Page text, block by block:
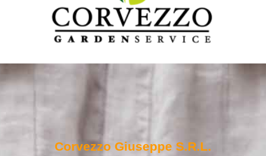
Corvezzo Giuseppe S.r.l.